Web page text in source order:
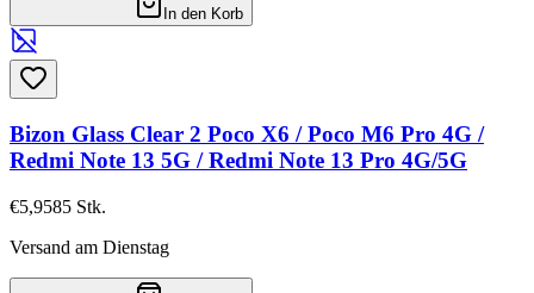
In den Korb
Bizon Glass Clear 2 Poco X6 / Poco M6 Pro 4G /
Redmi Note 13 5G / Redmi Note 13 Pro 4G/5G
€5,9585 Stk.
Versand am Dienstag